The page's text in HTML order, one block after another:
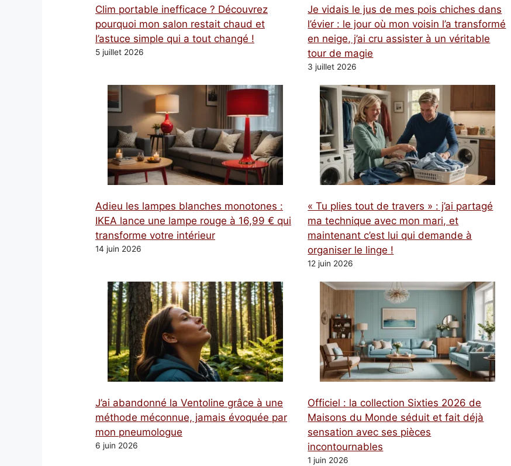
Clim portable inefficace ? Découvrez
pourquoi mon salon restait chaud et
l’astuce simple qui a tout changé !
5 juillet 2026
Je vidais le jus de mes pois chiches dans
l’évier : le jour où mon voisin l’a transformé
en neige, j’ai cru assister à un véritable
tour de magie
3 juillet 2026
Adieu les lampes blanches monotones :
IKEA lance une lampe rouge à 16,99 € qui
transforme votre intérieur
14 juin 2026
« Tu plies tout de travers » : j’ai partagé
ma technique avec mon mari, et
maintenant c’est lui qui demande à
organiser le linge !
12 juin 2026
J’ai abandonné la Ventoline grâce à une
méthode méconnue, jamais évoquée par
mon pneumologue
6 juin 2026
Officiel : la collection Sixties 2026 de
Maisons du Monde séduit et fait déjà
sensation avec ses pièces
incontournables
1 juin 2026